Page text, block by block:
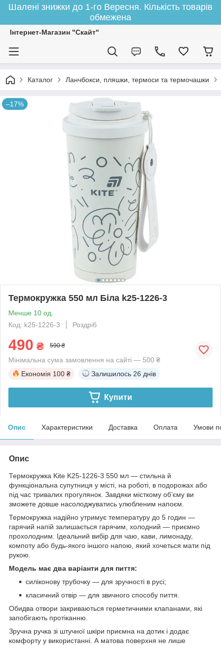
Шалені знижки до 1-го Вересня. Кількість товарів
обмежена
Інтернет-Магазин "Скайт"
Каталог Ланчбокси, пляшки, термоси та термочашки
–17%
Термокружка 550 мл Біла k25-1226-3
Менше 10 од.
Код: k25-1226-3
Роздріб
490 ₴ 590 ₴
Мінімальна сума замовлення на сайті — 500 ₴
Економія 100 ₴ Залишилось 26 днів
Купити
Опис Характеристики Доставка Оплата Умови
Опис
Термокружка Kite K25-1226-3 550 мл — стильна й
функціональна супутниця у місті, на роботі, в подорожах або
під час тривалих прогулянок. Завдяки місткому об’єму ви
зможете довше насолоджуватись улюбленим напоєм.
Термокружка надійно утримує температуру до 5 годин —
гарячий напій залишається гарячим, холодний — приємно
прохолодним. Ідеальний вибір для чаю, кави, лимонаду,
компоту або будь-якого іншого напою, який хочеться мати під
рукою.
Модель має два варіанти для пиття:
силіконову трубочку — для зручності в русі;
класичний отвір — для звичного способу пиття.
Обидва отвори закриваються герметичними клапанами, які
запобігають протіканню.
Зручна ручка зі штучної шкіри приємна на дотик і додає
комфорту у використанні. А матова поверхня не лише